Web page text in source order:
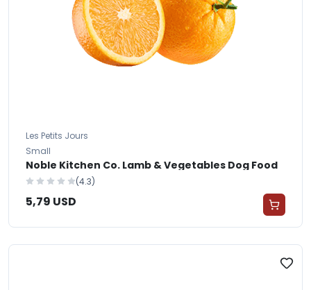
Les Petits Jours
Small
Noble Kitchen Co. Lamb & Vegetables Dog Food
(4.3)
5,79 USD